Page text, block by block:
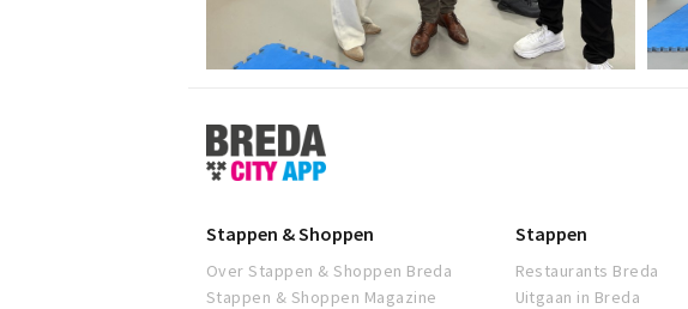
Stappen
&
Shoppen
Stappen & Shoppen
Over Stappen & Shoppen Breda
Stappen & Shoppen Magazine
Stappen
Restaurants Breda
Uitgaan in Breda